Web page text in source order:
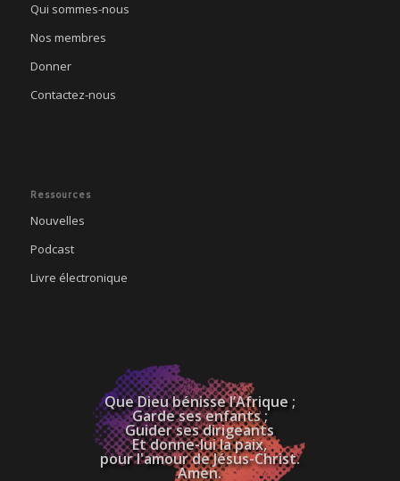
Qui sommes-nous
Nos membres
Donner
Contactez-nous
Ressources
Nouvelles
Podcast
Livre électronique
Que Dieu bénisse l’Afrique ;
Garde ses enfants ;
Guider ses dirigeants
Et donne-lui la paix,
pour l'amour de Jésus-Christ.
Amen.